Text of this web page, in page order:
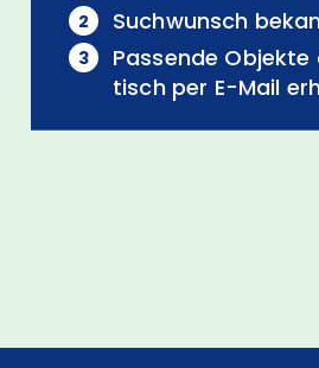
Suchwunsch
Passende
tisch per E-Mail